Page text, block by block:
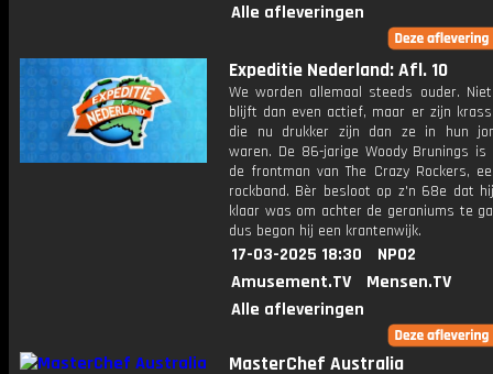
Alle afleveringen
Expeditie Nederland: Afl. 10
We worden allemaal steeds ouder.
blijft dan even actief, maar er zijn
die nu drukker zijn dan ze in hun
waren. De 86-jarige Woody Brunings
de frontman van The Crazy Rockers,
rockband. Bèr besloot op z'n 68e dat
klaar was om achter de geraniums te
dus begon hij een krantenwijk.
17-03-2025 18:30
NPO2
Amusement.TV
Mensen.TV
Alle afleveringen
MasterChef Australia